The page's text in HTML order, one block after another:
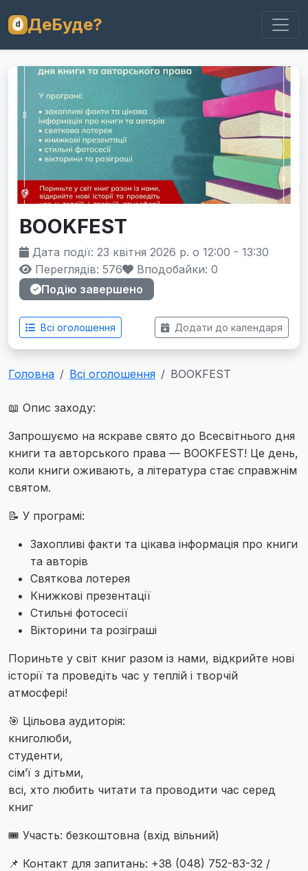
ДеБуде?
BOOKFEST
Дата події: 23 квітня 2026 р. о 12:00 - 13:30
Переглядів: 576
Вподобайки: 0
Подію завершено
Всі оголошення Додати до календаря
Головна Всі оголошення BOOKFEST
📖 Опис заходу:
Запрошуємо на яскраве свято до Всесвітнього дня
книги та авторського права — BOOKFEST! Це день,
коли книги оживають, а література стає справжнім
святом.
📝 У програмі:
Захопливі факти та цікава інформація про книги
та авторів
Святкова лотерея
Книжкові презентації
Стильні фотосесії
Вікторини та розіграші
Пориньте у світ книг разом із нами, відкрийте нові
історії та проведіть час у теплій і творчій
атмосфері!
🎯 Цільова аудиторія:
книголюби,
студенти,
сім’ї з дітьми,
всі, хто любить читати та проводити час серед
книг
🎟 Участь: безкоштовна (вхід вільний)
📌 Контакт для запитань: +38 (048) 752-83-32 /